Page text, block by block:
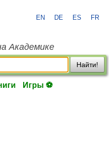
EN DE ES FR
Академике
Найти!
Игры ⚽